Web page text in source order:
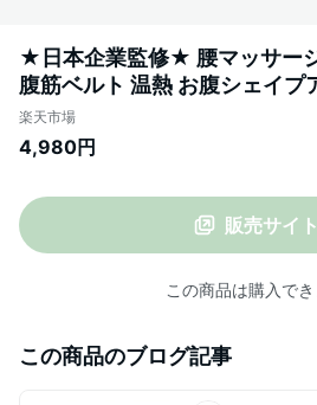
★日本企業監修★ 腰マッサー
腹筋ベルト 温熱 お腹シェイプ
ッサージ器 充電式 シェイプア
ッサージ 発熱 腰サポーター お
楽天市場
4,980円
販売サイ
この商品は購入で
この商品のブログ記事